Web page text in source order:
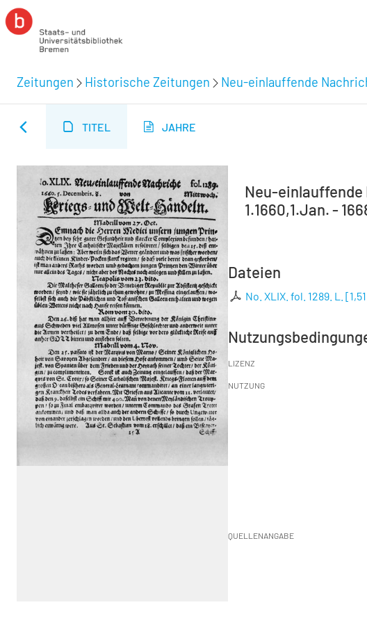
Zeitungen Historische Zeitungen Neu-einlauffende
TITEL JAHRE
Neu-einlauffende
1.1660,1.Jan. -
Dateien
No. XLIX. fol. 1289. L. [
LIZENZ
NUTZUNG
QUELLENANGABE